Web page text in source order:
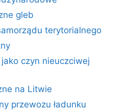
gleb
terytorialnego
czyn nieuczciwej
na Litwie
przewozu ładunku